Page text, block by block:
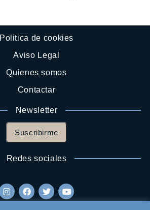
Politica de cookies
Aviso Legal
Quienes somos
Contactar
Newsletter
Suscribirme
Redes sociales